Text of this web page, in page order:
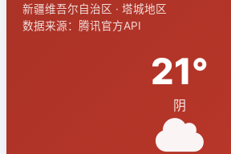
新疆维吾尔自治区 · 塔城地区
数据来源：腾讯官方API
21°
阴